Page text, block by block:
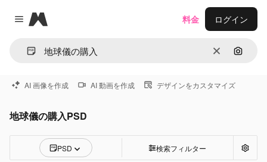
Close menu
Magnific
消去 画像で
料金 ログイン
AI 画像を作成 AI 動画を作成 デザインをカスタマイズ
地球儀の購入PSD
PSD 検索フィルター